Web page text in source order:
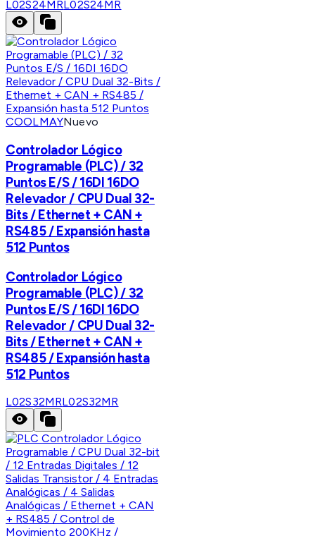
L02S24MRL02S24MR
COOLMAYNuevo
Controlador Lógico
Programable (PLC) / 32
Puntos E/S / 16DI 16DO
Relevador / CPU Dual 32-
Bits / Ethernet + CAN +
RS485 / Expansión hasta
512 Puntos
Controlador Lógico
Programable (PLC) / 32
Puntos E/S / 16DI 16DO
Relevador / CPU Dual 32-
Bits / Ethernet + CAN +
RS485 / Expansión hasta
512 Puntos
L02S32MRL02S32MR